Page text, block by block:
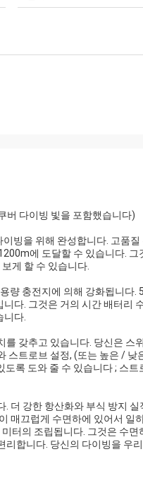
버 다이빙 빛을 포함했습니다)
빙을 위해 완성합니다. 고품
에 도달할 수 있습니다. 그
게 할 수 있습니다.
량 충전지에 의해 강화됩니다.
다. 그것은 거의 시간 배터리
니다.
갖추고 있습니다. 당신은 스
스트로브 설정, (또는 높은 / 낮
록 도와 줄 수 있습니다 ; 스트
더 강한 항산화와 부식 방지 실
매끄럽게 수면하에 있어서 일
터의 조립됩니다. 그것은 수면
리합니다. 당신의 다이빙을 우